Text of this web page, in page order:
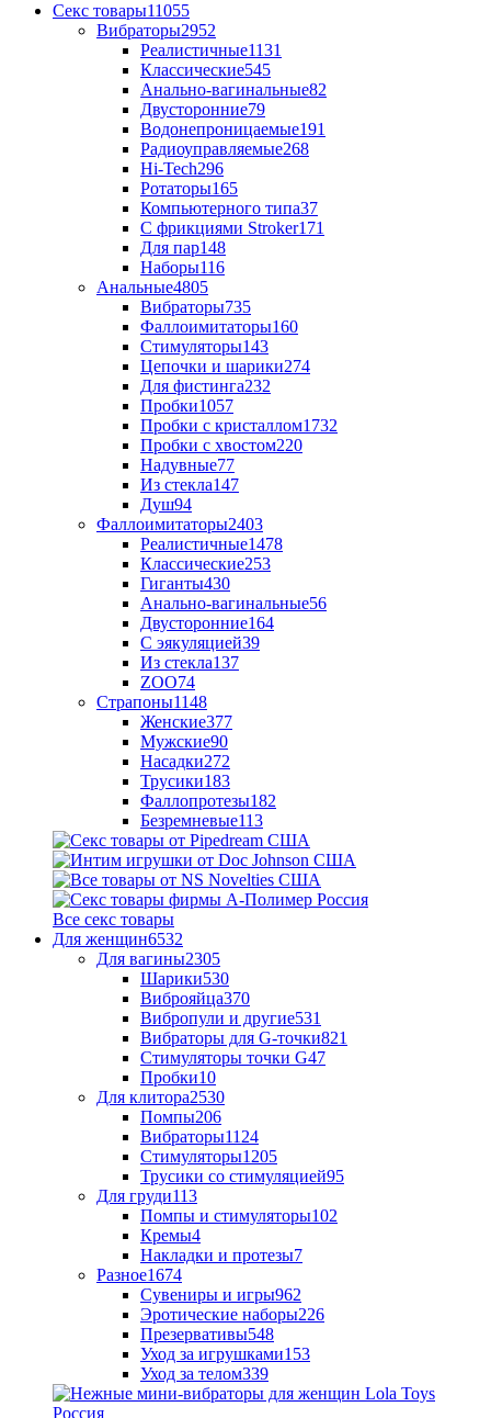
Секс товары11055
Вибраторы2952
Реалистичные1131
Классические545
Анально-вагинальные82
Двусторонние79
Водонепроницаемые191
Радиоуправляемые268
Hi-Tech296
Ротаторы165
Компьютерного типа37
С фрикциями Stroker171
Для пар148
Наборы116
Анальные4805
Вибраторы735
Фаллоимитаторы160
Стимуляторы143
Цепочки и шарики274
Для фистинга232
Пробки1057
Пробки с кристаллом1732
Пробки с хвостом220
Надувные77
Из стекла147
Душ94
Фаллоимитаторы2403
Реалистичные1478
Классические253
Гиганты430
Анально-вагинальные56
Двусторонние164
С эякуляцией39
Из стекла137
ZOO74
Страпоны1148
Женские377
Мужские90
Насадки272
Трусики183
Фаллопротезы182
Безремневые113
Все секс товары
Для женщин6532
Для вагины2305
Шарики530
Виброяйца370
Вибропули и другие531
Вибраторы для G-точки821
Стимуляторы точки G47
Пробки10
Для клитора2530
Помпы206
Вибраторы1124
Стимуляторы1205
Трусики со стимуляцией95
Для груди113
Помпы и стимуляторы102
Кремы4
Накладки и протезы7
Разное1674
Сувениры и игры962
Эротические наборы226
Презервативы548
Уход за игрушками153
Уход за телом339